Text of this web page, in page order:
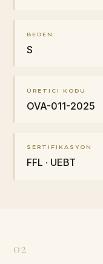
BEDEN
S
ÜRETICI KODU
OVA-011-2025
SERTIFIKASYON
FFL · UEBT
02